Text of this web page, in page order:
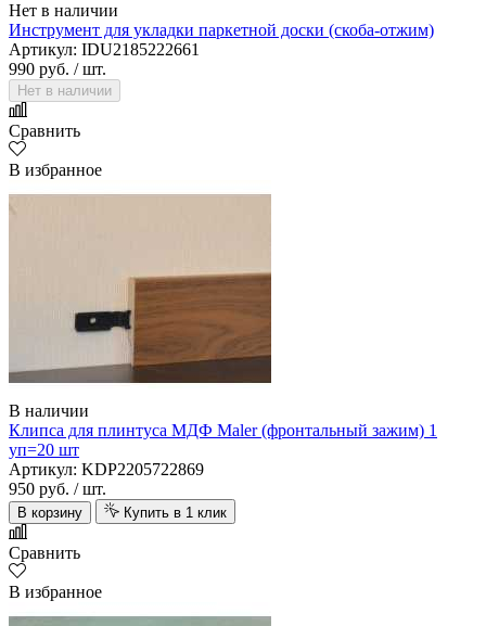
Нет в наличии
Инструмент для укладки паркетной доски (скоба-отжим)
Артикул: IDU2185222661
990 руб. / шт.
Нет в наличии
Сравнить
В избранное
В наличии
Клипса для плинтуса МДФ Maler (фронтальный зажим) 1
уп=20 шт
Артикул: KDP2205722869
950 руб. / шт.
В корзину Купить в 1 клик
Сравнить
В избранное